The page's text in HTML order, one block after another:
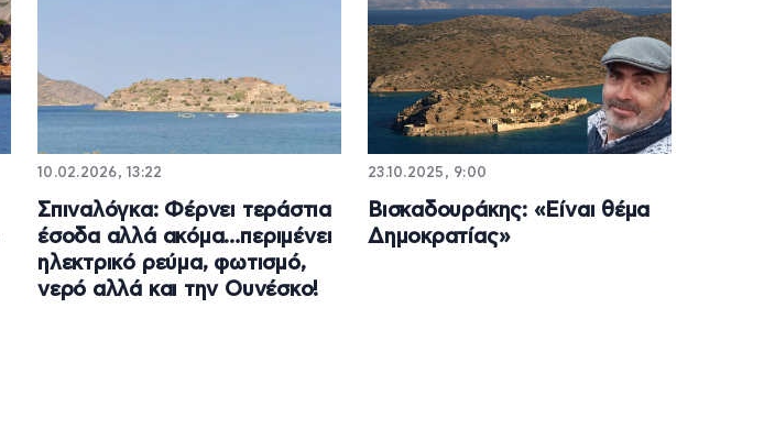
10.02.2026, 13:22
Σπιναλόγκα: Φέρνει τεράστια
έσοδα αλλά ακόμα…περιμένει
ηλεκτρικό ρεύμα, φωτισμό,
νερό αλλά και την Ουνέσκο!
23.10.2025, 9:00
Βισκαδουράκης: «Είναι θέμα
Δημοκρατίας»